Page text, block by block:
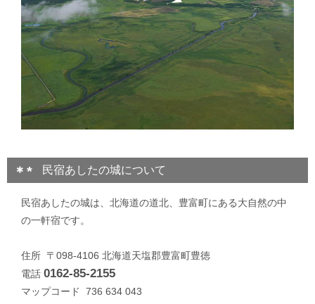
民宿あしたの城について
民宿あしたの城は、北海道の道北、豊富町にある大自然の中
の一軒宿です。
住所 〒098-4106 北海道天塩郡豊富町豊徳
電話 0162-85-2155
マップコード 736 634 043